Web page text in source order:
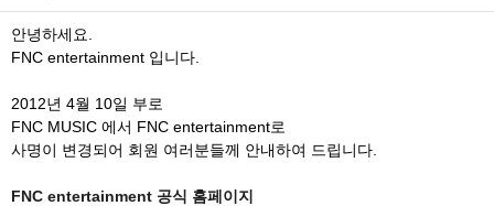
안녕하세요.
FNC entertainment 입니다.
2012년 4월 10일 부로
FNC MUSIC 에서 FNC entertainment로
사명이 변경되어 회원 여러분들께 안내하여 드립니다.
FNC entertainment 공식 홈페이지